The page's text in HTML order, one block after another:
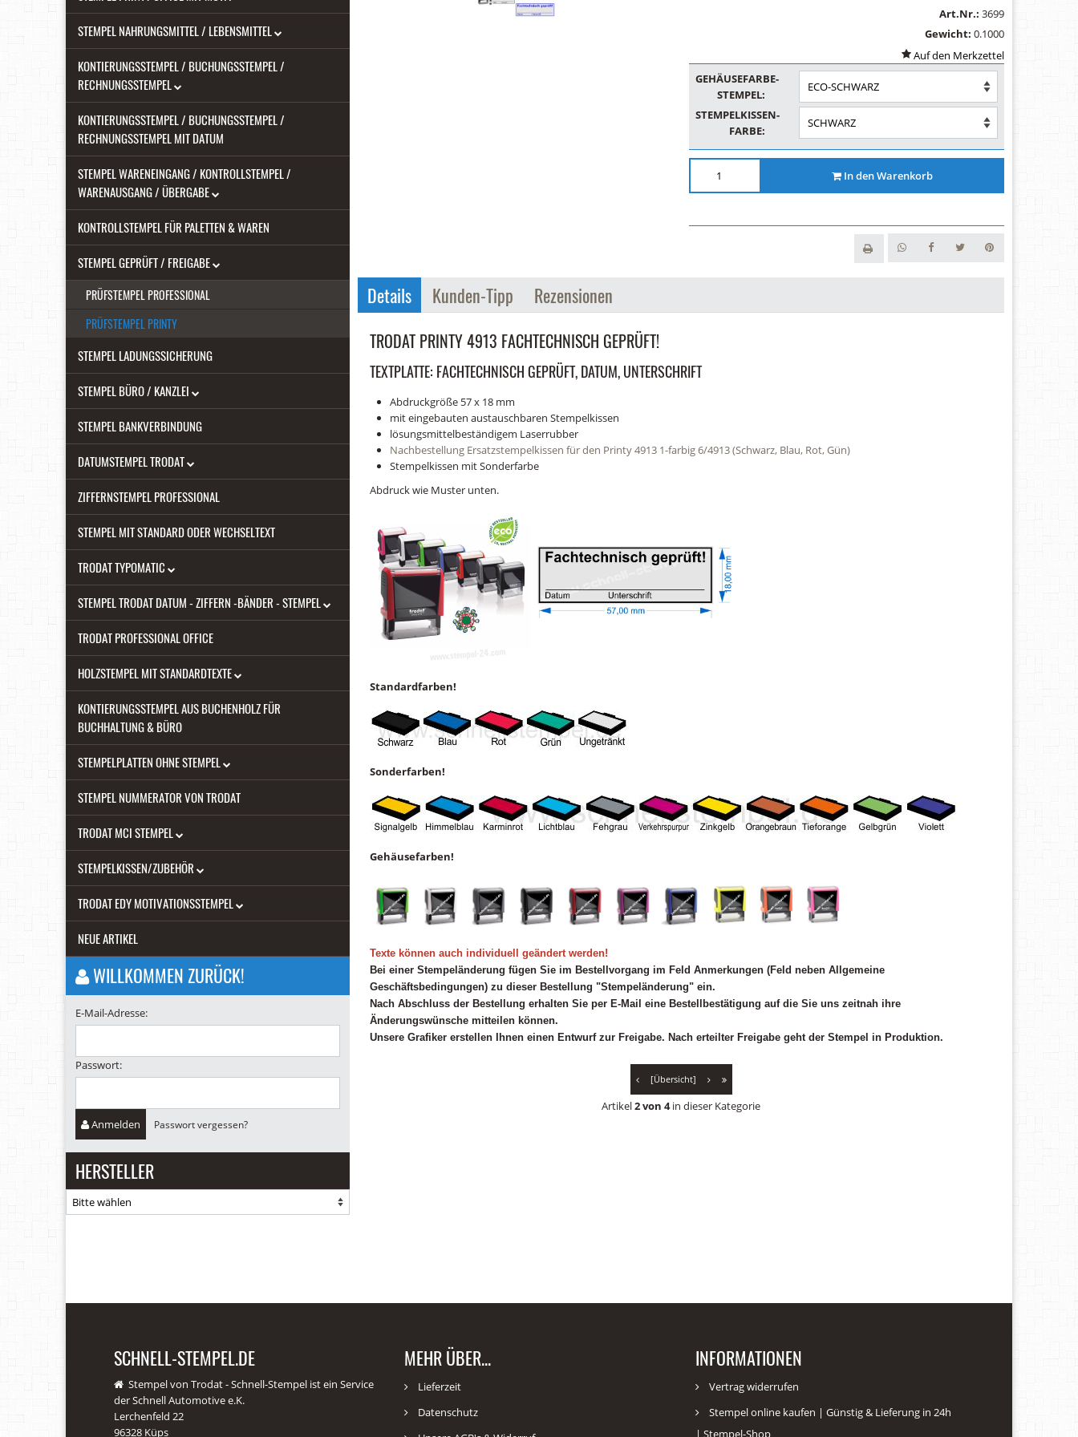
Art.Nr.: 3699
Gewicht: 0.1000
GEHÄUSEFARBE-
STEMPEL:
STEMPELKISSEN-
FARBE:
In den Warenkorb
Details Kunden-Tipp Rezensionen
TRODAT PRINTY 4913 FACHTECHNISCH GEPRÜFT!
TEXTPLATTE: FACHTECHNISCH GEPRÜFT, DATUM, UNTERSCHRIFT
Abdruckgröße 57 x 18 mm
mit eingebauten austauschbaren Stempelkissen
lösungsmittelbeständigem Laserrubber
Nachbestellung Ersatzstempelkissen für den Printy 4913 1-farbig 6/4913 (Schwarz, Blau, Rot, Gün)
Stempelkissen mit Sonderfarbe
Abdruck wie Muster unten.
Standardfarben!
Sonderfarben!
Gehäusefarben!
Texte können auch individuell geändert werden!
Bei einer Stempeländerung fügen Sie im Bestellvorgang im Feld Anmerkungen (Feld neben Allgemeine
Geschäftsbedingungen) zu dieser Bestellung "Stempeländerung" ein.
Nach Abschluss der Bestellung erhalten Sie per E-Mail eine Bestellbestätigung auf die Sie uns zeitnah ihre
Änderungswünsche mitteilen können.
Unsere Grafiker erstellen Ihnen einen Entwurf zur Freigabe. Nach erteilter Freigabe geht der Stempel in Produktion.
[Übersicht]
Artikel2 von 4in dieser Kategorie
STEMPEL NAHRUNGSMITTEL / LEBENSMITTEL
KONTIERUNGSSTEMPEL / BUCHUNGSSTEMPEL /
RECHNUNGSSTEMPEL
KONTIERUNGSSTEMPEL / BUCHUNGSSTEMPEL /
RECHNUNGSSTEMPEL MIT DATUM
STEMPEL WARENEINGANG / KONTROLLSTEMPEL /
WARENAUSGANG / ÜBERGABE
KONTROLLSTEMPEL FÜR PALETTEN & WAREN
STEMPEL GEPRÜFT / FREIGABE
PRÜFSTEMPEL PROFESSIONAL
PRÜFSTEMPEL PRINTY
STEMPEL LADUNGSSICHERUNG
STEMPEL BÜRO / KANZLEI
STEMPEL BANKVERBINDUNG
DATUMSTEMPEL TRODAT
ZIFFERNSTEMPEL PROFESSIONAL
STEMPEL MIT STANDARD ODER WECHSELTEXT
TRODAT TYPOMATIC
STEMPEL TRODAT DATUM - ZIFFERN -BÄNDER - STEMPEL
TRODAT PROFESSIONAL OFFICE
HOLZSTEMPEL MIT STANDARDTEXTE
KONTIERUNGSSTEMPEL AUS BUCHENHOLZ FÜR
BUCHHALTUNG & BÜRO
STEMPELPLATTEN OHNE STEMPEL
STEMPEL NUMMERATOR VON TRODAT
TRODAT MCI STEMPEL
STEMPELKISSEN/ZUBEHÖR
TRODAT EDY MOTIVATIONSSTEMPEL
NEUE ARTIKEL
WILLKOMMEN ZURÜCK!
E-Mail-Adresse:
Passwort:
Anmelden Passwort vergessen?
HERSTELLER
SCHNELL-STEMPEL.DE
Stempel von Trodat - Schnell-Stempel ist ein Service
der Schnell Automotive e.K.
Lerchenfeld 22
96328 Küps
MEHR ÜBER...
Lieferzeit
Datenschutz
INFORMATIONEN
Vertrag widerrufen
Stempel online kaufen | Günstig & Lieferung in 24h
| Stempel-Shop